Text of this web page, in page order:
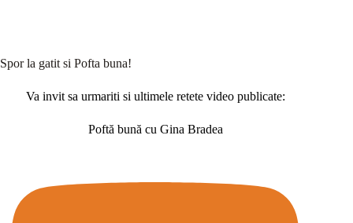
Spor la gatit si Pofta buna!
Va invit sa urmariti si ultimele retete video publicate:
Poftă bună cu Gina Bradea